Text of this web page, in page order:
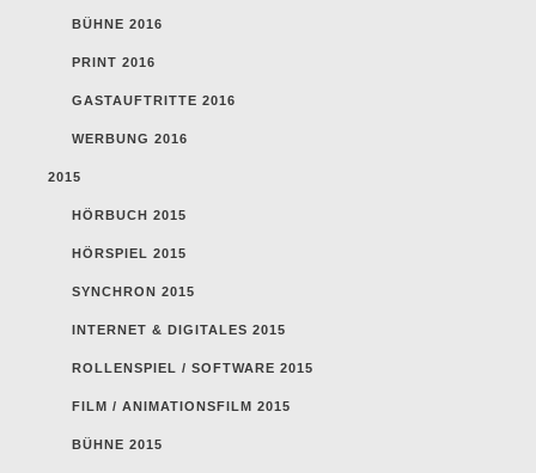
BÜHNE 2016
PRINT 2016
GASTAUFTRITTE 2016
WERBUNG 2016
2015
HÖRBUCH 2015
HÖRSPIEL 2015
SYNCHRON 2015
INTERNET & DIGITALES 2015
ROLLENSPIEL / SOFTWARE 2015
FILM / ANIMATIONSFILM 2015
BÜHNE 2015